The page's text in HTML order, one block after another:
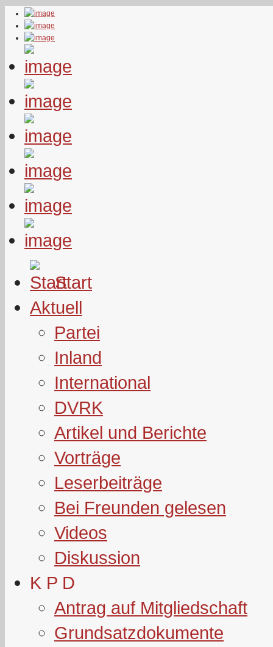
Start
Aktuell
Partei
Inland
International
DVRK
Artikel und Berichte
Vorträge
Leserbeiträge
Bei Freunden gelesen
Videos
Diskussion
K P D
Antrag auf Mitgliedschaft
Grundsatzdokumente